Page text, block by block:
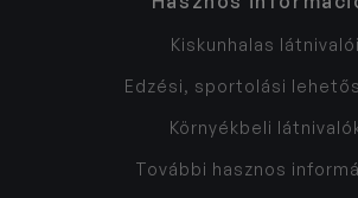
Kiskunhalas
Edzési, sportolási
Környékbeli látnivalók
További hasznos
Apartman közeli